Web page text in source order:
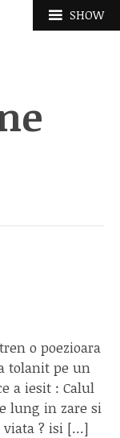
SHOW
o poezioara
tolanit pe un
a iesit : Calul
lung in zare si
viata ? isi […]